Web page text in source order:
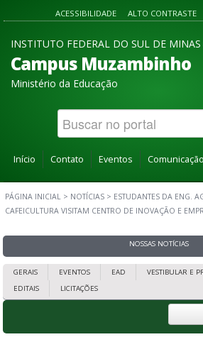
ACESSIBILIDADE ALTO CONTRASTE
INSTITUTO FEDERAL DO SUL DE MINAS
Campus Muzambinho
Ministério da Educação
Início Contato Eventos Comunicação
PÁGINA INICIAL > NOTÍCIAS > ESTUDANTES DA ENG.
CAFEICULTURA VISITAM CENTRO DE INOVAÇÃO E
NOSSAS NOTÍCIAS
GERAIS EVENTOS EAD
VESTIBULAR E
EDITAIS
LICITAÇÕES